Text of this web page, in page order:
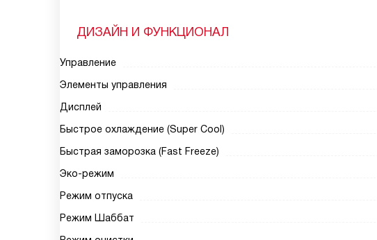
ДИЗАЙН И ФУНКЦИОНАЛ
Управление
Элементы управления
Дисплей
Быстрое охлаждение (Super Сool)
Быстрая заморозка (Fast Freeze)
Эко-режим
Режим отпуска
Режим Шаббат